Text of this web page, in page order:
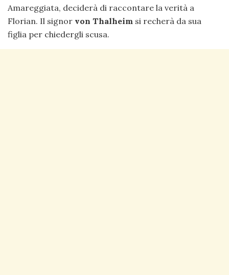
Amareggiata, deciderà di raccontare la verità a
Florian. Il signor von Thalheim si recherà da sua
figlia per chiedergli scusa.